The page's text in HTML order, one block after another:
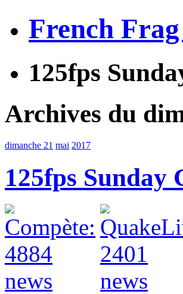
French
125fps
Archives du
dimanche 21 mai 2017
125fps Sunday